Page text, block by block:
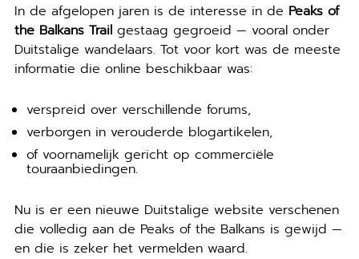
In de afgelopen jaren is de interesse in de Peaks of
the Balkans Trailgestaag gegroeid — vooral onder
Duitstalige wandelaars. Tot voor kort was de meeste
informatie die online beschikbaar was:
verspreid over verschillende forums,
verborgen in verouderde blogartikelen,
of voornamelijk gericht op commerciële
touraanbiedingen.
Nu is er een nieuwe Duitstalige website verschenen
die volledig aan de Peaks of the Balkans is gewijd —
en die is zeker het vermelden waard.